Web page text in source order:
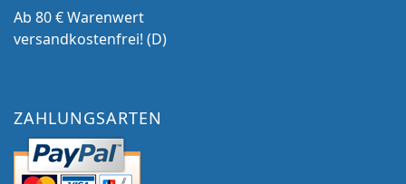
Ab 80 € Warenwert
versandkostenfrei! (D)
ZAHLUNGSARTEN